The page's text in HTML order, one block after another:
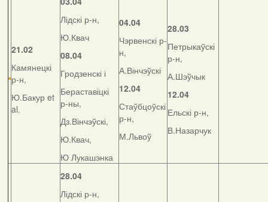
21.02
Камянецкі
р-н,
Ю.Бакур et
al.
Лідскі р-н,
Ю.Квач
08.04
Гродзенскі і
Бераставіцкі
р-ны,
Дз.Вінчэўскі,
Ю.Квач,
Ю Лукашэнка
04.04
Чэрвенскі р-
н,
А.Вінчэўскі
12.04
Стаўбцоўскі
р-н,
М.Львоў
28.03
Петрыкаўскі
р-н,
А.Шэўчык
12.04
Ельскі р-н,
В.Назарчук
28.04
Лідскі р-н,